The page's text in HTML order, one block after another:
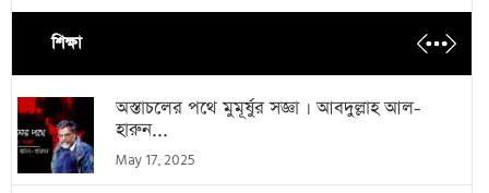
শিক্ষা
অস্তাচলের পথে মুমূর্ষুর সজ্ঞা । আবদুল্লাহ আল-
হারুন...
May 17, 2025